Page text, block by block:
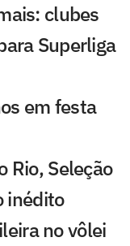
clubes
Superliga
em festa
Rio, Seleção
inédito
no vôlei